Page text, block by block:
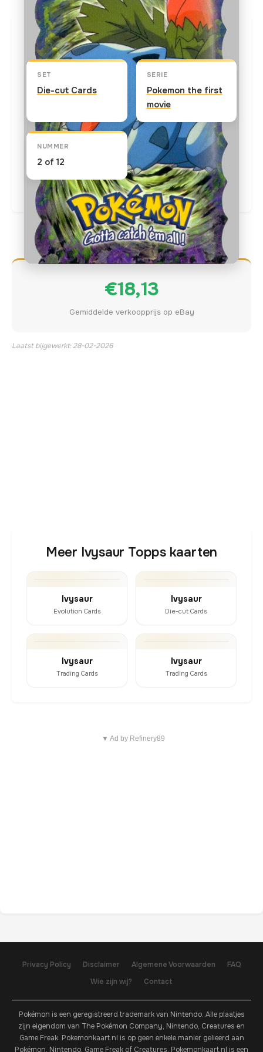
Kaart info
SET
Die-cut Cards
SERIE
Pokemon the first
movie
NUMMER
2 of 12
Actuele marktprijs
€18,13
Gemiddelde verkoopprijs op eBay
Laatst bijgewerkt: 28-02-2026
Meer Ivysaur Topps kaarten
Ivysaur
Evolution Cards
Ivysaur
Die-cut Cards
Ivysaur
Trading Cards
Ivysaur
Trading Cards
▼ Ad by Refinery89
Privacy Policy Disclaimer Algemene Voorwaarden
FAQ
Wie zijn wij?
Contact
Pokémon is een geregistreerd trademark van Nintendo. Alle plaatjes
zijn eigendom van The Pokémon Company, Nintendo, Creatures en
Game Freak. Pokemonkaart.nl is op geen enkele manier gelieerd aan
Pokémon, Nintendo, Game Freak of Creatures. Pokemonkaart.nl is een